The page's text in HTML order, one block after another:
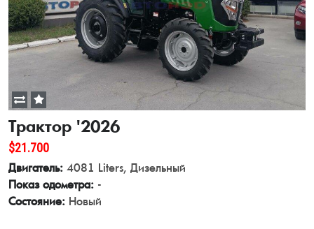
Трактор '2026
$21.700
Двигатель: 4081 Liters, Дизельный
Показ одометра: -
Состояние: Новый